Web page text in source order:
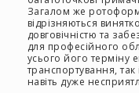
Загалом же
відрізняються
довговічністю та
для професійного
усього його терміну
транспортування, так
навіть дуже